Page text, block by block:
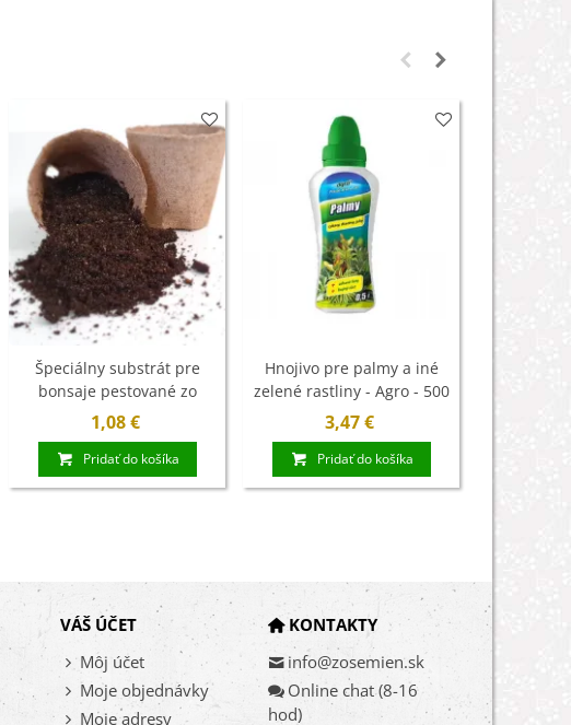
Špeciálny substrát pre
bonsaje pestované zo
semien - 100 g
1,08 €
Pridať do košíka
Hnojivo pre palmy a iné
zelené rastliny - Agro - 500
ml
3,47 €
Pridať do košíka
VÁŠ ÚČET
Môj účet
Moje objednávky
Moje adresy
KONTAKTY
info@zosemien.sk
Online chat (8-16
hod)